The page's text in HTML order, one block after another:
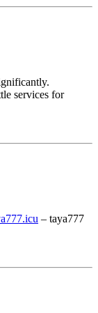
services for
– taya777